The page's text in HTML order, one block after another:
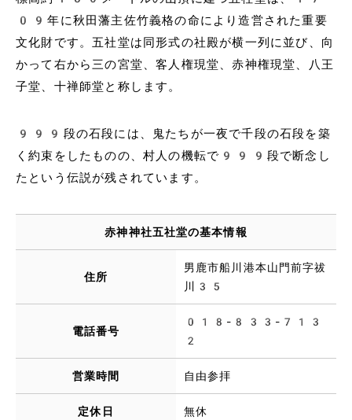
09年に秋田藩主佐竹義格の命により造営された重要
文化財です。五社堂は同形式の社殿が横一列に並び、向
かって右から三の宮堂、客人権現堂、赤神権現堂、八王
子堂、十禅師堂と称します。
999段の石段には、鬼たちが一夜で千段の石段を築
く約束をしたものの、村人の機転で999段で断念し
たという伝説が残されています。
赤神神社五社堂の基本情報
住所
男鹿市船川港本山門前字祓
川35
電話番号
018-833-713
2
営業時間 自由参拝
定休日 無休